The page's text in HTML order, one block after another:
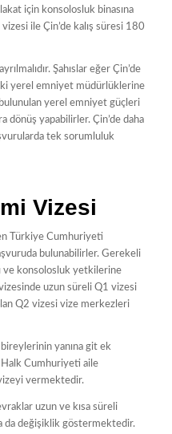
için konsolosluk binasına
ile Çin’de kalış süresi 180
Şahıslar eğer Çin’de
yerel emniyet müdürlüklerine
yerel emniyet güçleri
dönüş yapabilirler. Çin’de daha
tek sorumluluk
Vizesi
Türkiye Cumhuriyeti
bulunabilirler. Gerekeli
ve konsolosluk yetkilerine
uzun süreli Q1 vizesi
Q2 vizesi vize merkezleri
yanına git ek
Cumhuriyeti aile
vermektedir.
uzun ve kısa süreli
da değişiklik göstermektedir.